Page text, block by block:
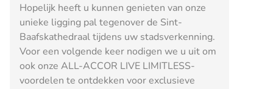
Hopelijk heeft u kunnen genieten van onze
unieke ligging pal tegenover de Sint-
Baafskathedraal tijdens uw stadsverkenning.
Voor een volgende keer nodigen we u uit om
ook onze ALL-ACCOR LIVE LIMITLESS-
voordelen te ontdekken voor exclusieve